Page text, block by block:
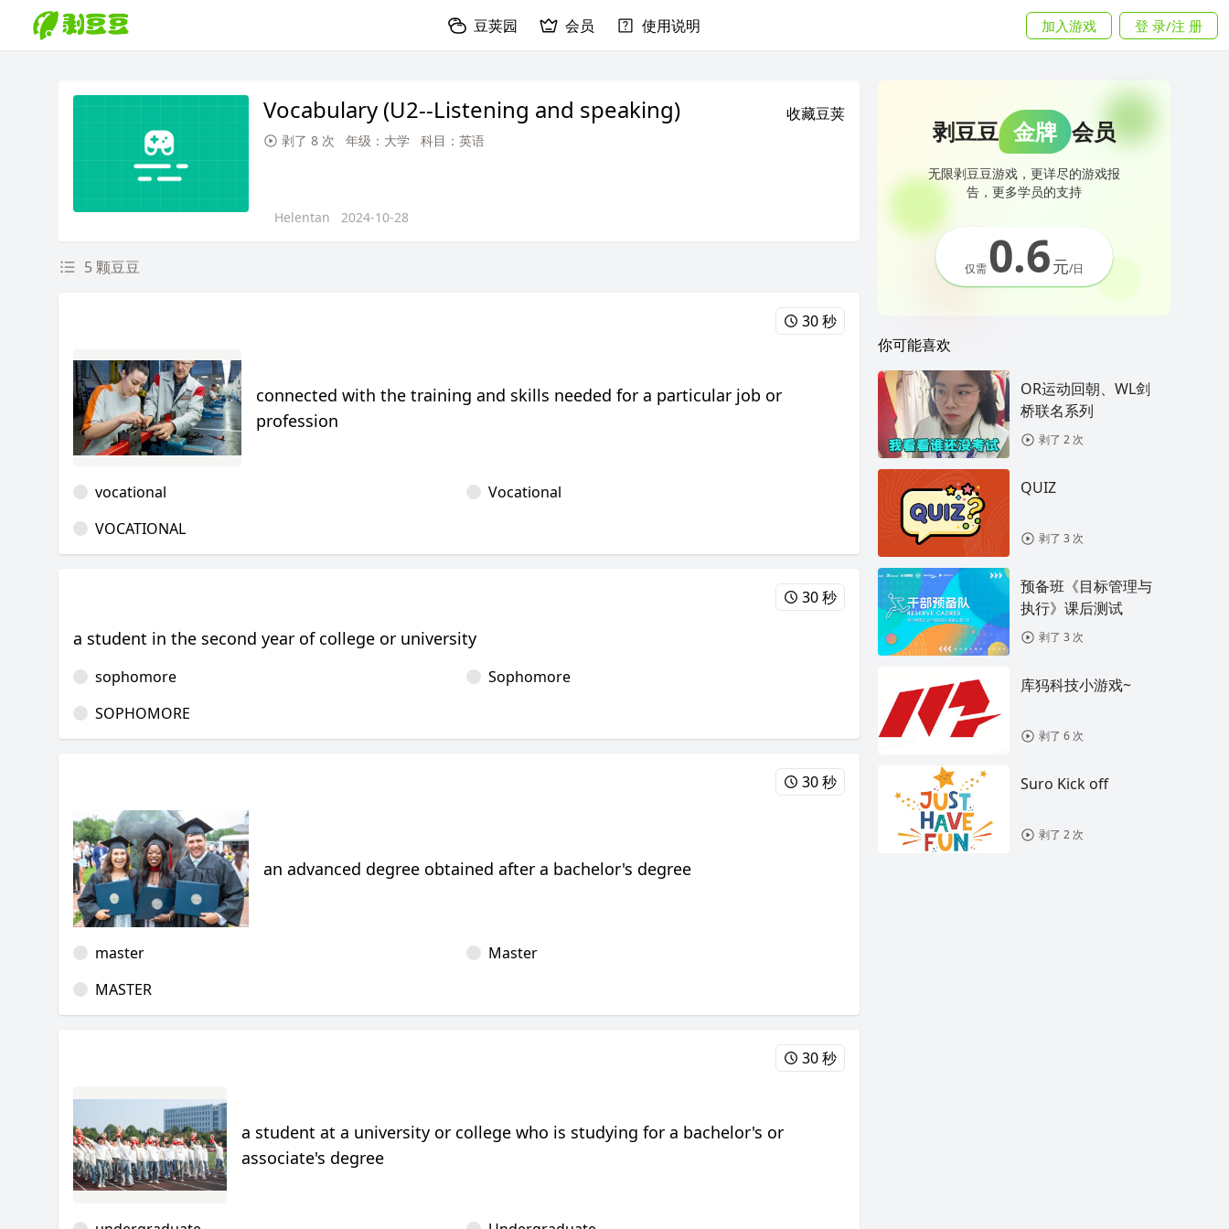
豆荚园 会员 使用说明 加入游戏 登 录/注 册
Vocabulary (U2--Listening and speaking) 收藏豆荚
剥了 8 次 年级：大学 科目：英语
Helentan 2024-10-28
5 颗豆豆
30 秒
connected with the training and skills needed for a particular job or
profession
vocational
Vocational
VOCATIONAL
30 秒
a student in the second year of college or university
sophomore
Sophomore
SOPHOMORE
30 秒
an advanced degree obtained after a bachelor's degree
master
Master
MASTER
30 秒
a student at a university or college who is studying for a bachelor's or
associate's degree
剥豆豆 金牌 会员
无限剥豆豆游戏，更详尽的游戏报
告，更多学员的支持
仅需0.6元/日
你可能喜欢
OR运动回朝、WL剑
桥联名系列
剥了 2 次
QUIZ
剥了 3 次
预备班《目标管理与
执行》课后测试
剥了 3 次
库犸科技小游戏~
剥了 6 次
Suro Kick off
剥了 2 次